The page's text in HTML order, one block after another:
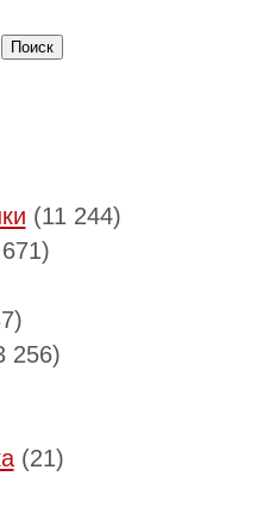
(11 244)
256)
(21)